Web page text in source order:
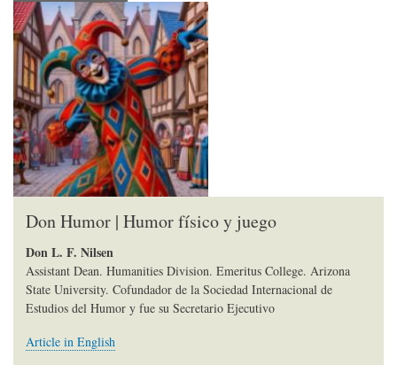
Don Humor | Humor físico y juego
Don L. F. Nilsen
Assistant Dean. Humanities Division. Emeritus College. Arizona
State University. Cofundador de la Sociedad Internacional de
Estudios del Humor y fue su Secretario Ejecutivo
Article in English